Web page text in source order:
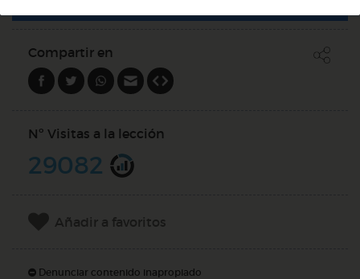
Compartir en
Nº Visitas a la lección
29082
Añadir a favoritos
Denunciar contenido inapropiado